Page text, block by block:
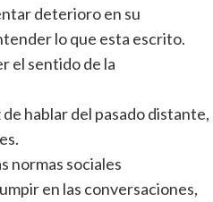
deterioro en su
lo que esta escrito.
el sentido de la
hablar del pasado distante,
normas sociales
en las conversaciones,